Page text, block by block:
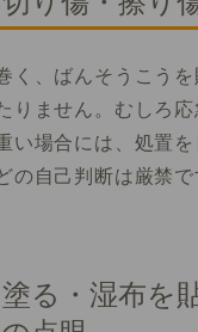
く、ばんそうこう
りません。 むしろ
い場合には、処置
の自己判断は厳禁で
る・湿布を